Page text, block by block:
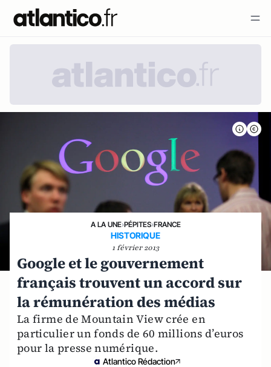
A LA UNE›PÉPITES›FRANCE
HISTORIQUE
1 février 2013
Google et le gouvernement
français trouvent un accord sur
la rémunération des médias
La firme de Mountain View crée en
particulier un fonds de 60 millions d’euros
pour la presse numérique.
Atlantico Rédaction